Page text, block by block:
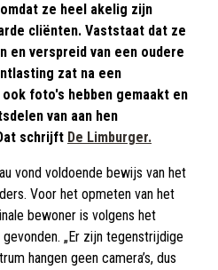
ze heel akelig zijn
cliënten. Vaststaat dat ze
en verspreid van een oudere
zat na een
foto's hebben gemaakt en
van aan hen
schrijft De Limburger.
vond voldoende bewijs van het
Voor het opmeten van het
bewoner is volgens het
„Er zijn tegenstrijdige
hangen geen camera’s, dus